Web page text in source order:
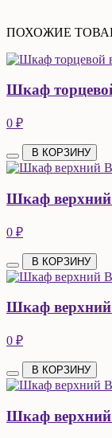
ПОХОЖИЕ
Шкаф
0 ₽
В КОРЗИНУ
Шкаф
0 ₽
В КОРЗИНУ
Шкаф
0 ₽
В КОРЗИНУ
Шкаф